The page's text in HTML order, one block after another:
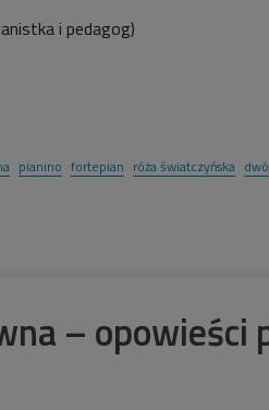
i pedagog)
pianino fortepian róża światczyńska
– opowieści